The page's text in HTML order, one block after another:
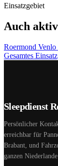
Einsatzgebiet
Auch
Roermond Venlo
Gesamtes
Sleepdienst
Persönlicher
erreichbar für
Brabant, und
ganzen